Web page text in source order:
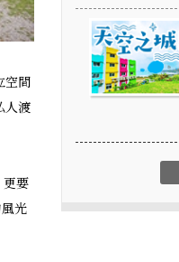
空間
人渡
更要
光